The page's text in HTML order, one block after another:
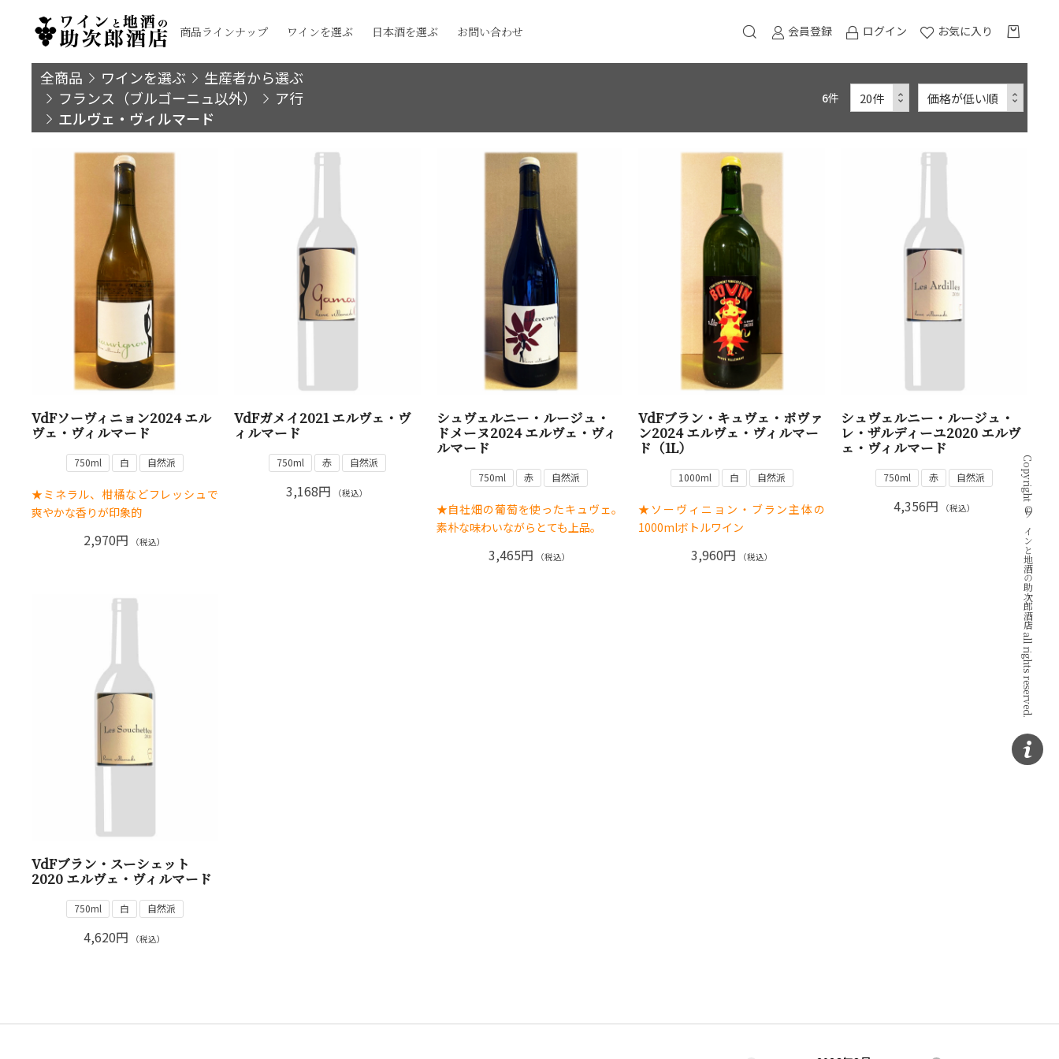
商品ラインナップ ワインを選ぶ 日本酒を選ぶ お問い合わせ 会員登録 ログイン お気に入り
全商品 ワインを選ぶ
生産者から選ぶ
フランス（ブルゴーニュ以外）
ア行
エルヴェ・ヴィルマード
6件
VdFソーヴィニョン2024 エル
ヴェ・ヴィルマード
750ml 白 自然派
★ミネラル、柑橘などフレッシュで
爽やかな香りが印象的
2,970円 （税込）
VdFガメイ2021 エルヴェ・ヴ
ィルマード
750ml 赤 自然派
3,168円 （税込）
シュヴェルニー・ルージュ・
ドメーヌ2024 エルヴェ・ヴィ
ルマード
750ml 赤 自然派
★自社畑の葡萄を使ったキュヴェ。
素朴な味わいながらとても上品。
3,465円 （税込）
VdFブラン・キュヴェ・ボヴァ
ン2024 エルヴェ・ヴィルマー
ド（1L）
1000ml 白 自然派
★ソーヴィニョン・ブラン主体の
1000mlボトルワイン
3,960円 （税込）
シュヴェルニー・ルージュ・
レ・ザルディーユ2020 エルヴ
ェ・ヴィルマード
750ml 赤 自然派
4,356円 （税込）
VdFブラン・スーシェット
2020 エルヴェ・ヴィルマード
750ml 白 自然派
4,620円 （税込）
Copyright © ワインと地酒の助次郎酒店 all rights reserved.